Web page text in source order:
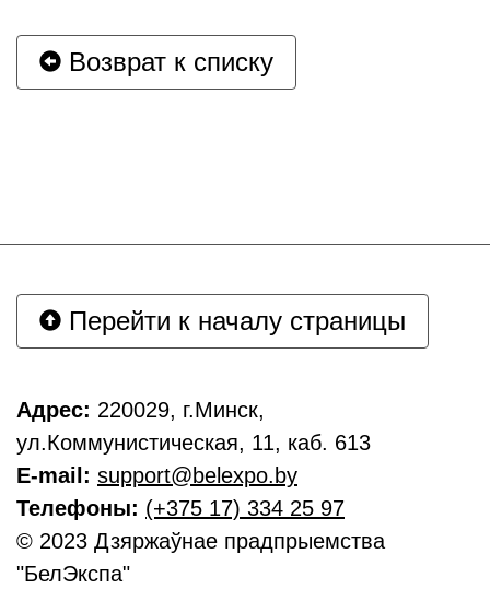
Возврат к списку
Перейти к началу страницы
Адрес: 220029, г.Минск,
ул.Коммунистическая, 11, каб. 613
E-mail: support@belexpo.by
Телефоны: (+375 17) 334 25 97
© 2023 Дзяржаўнае прадпрыемства
"БелЭкспа"